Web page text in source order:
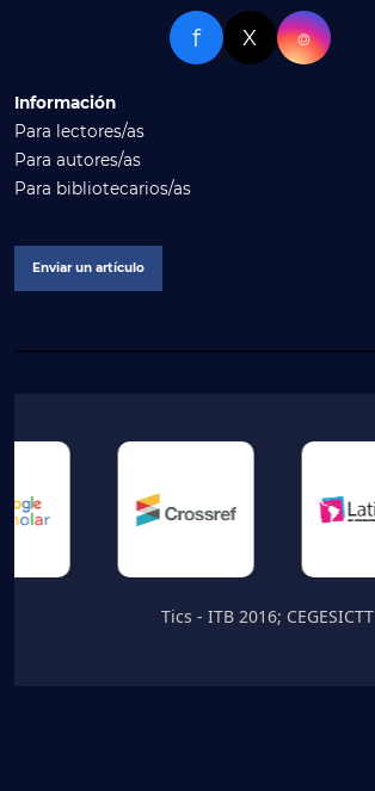
f X ⌾
Información
Para lectores/as
Para autores/as
Para bibliotecarios/as
Enviar un artículo
Tics - ITB 2016; CEGESICTT